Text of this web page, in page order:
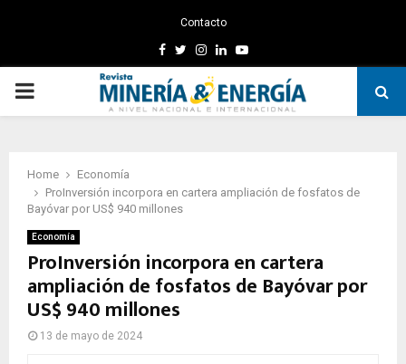
Contacto
Facebook
TwitterInstagram
LinkedinYoutube
PRIMARY
Home
Economía
ProInversión incorpora en cartera ampliación de fosfatos de
Bayóvar por US$ 940 millones
Economía
ProInversión incorpora en cartera
ampliación de fosfatos de Bayóvar por
US$ 940 millones
13 de mayo de 2024